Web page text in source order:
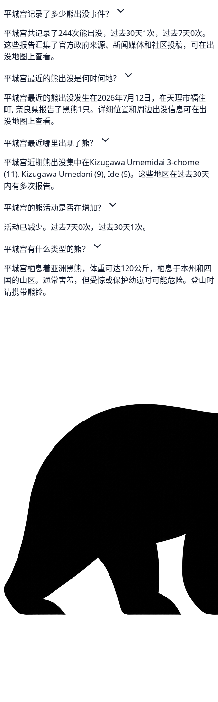
平城宫记录了多少熊出没事件？
平城宫共记录了244次熊出没，过去30天1次，过去7天0次。
这些报告汇集了官方政府来源、新闻媒体和社区投稿，可在出
没地图上查看。
平城宫最近的熊出没是何时何地？
平城宫最近的熊出没发生在2026年7月12日，在天理市福住
町, 奈良県报告了黑熊1只。详细位置和周边出没信息可在出
没地图上查看。
平城宫最近哪里出现了熊？
平城宫近期熊出没集中在Kizugawa Umemidai 3-chome
(11), Kizugawa Umedani (9), Ide (5)。这些地区在过去30天
内有多次报告。
平城宫的熊活动是否在增加？
活动已减少。过去7天0次，过去30天1次。
平城宫有什么类型的熊？
平城宫栖息着亚洲黑熊，体重可达120公斤，栖息于本州和四
国的山区。通常害羞，但受惊或保护幼崽时可能危险。登山时
请携带熊铃。